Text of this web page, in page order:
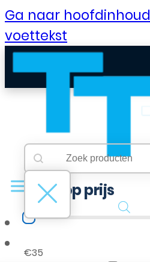
Ga naar hoofdinhoud
voettekst
B2B Portaal
Searchbar
Search content
Filter op prijs
Filter op prijs
€35